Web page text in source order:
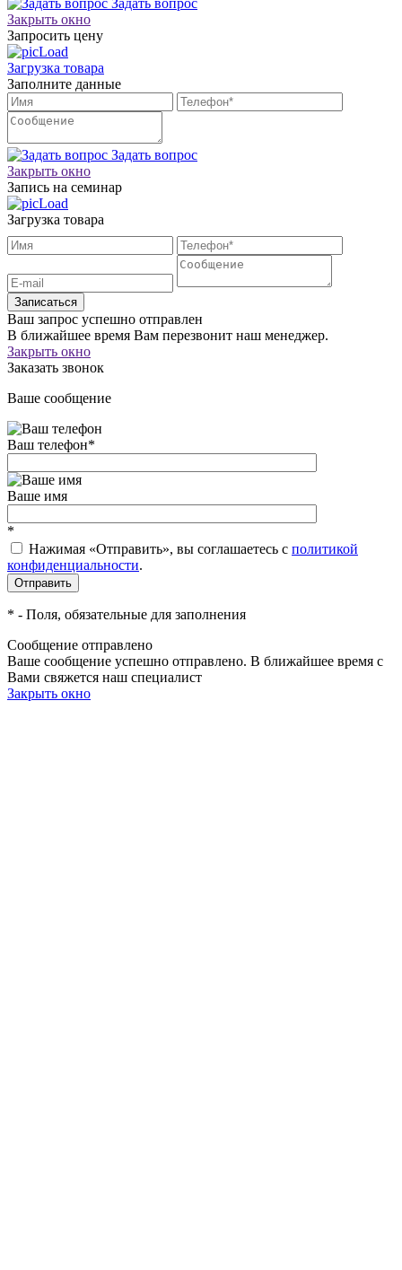
Закрыть окно
Запросить цену
Загрузка товара
Заполните данные
Задать вопрос
Закрыть окно
Запись на семинар
Загрузка товара
Записаться
Ваш запрос успешно отправлен
В ближайшее время Вам перезвонит наш менеджер.
Закрыть окно
Заказать звонок
Ваше сообщение
Ваш телефон*
Ваше имя
*
Нажимая «Отправить», вы соглашаетесь c политикой
конфиденциальности.
* - Поля, обязательные для заполнения
Сообщение отправлено
Ваше сообщение успешно отправлено. В ближайшее время с
Вами свяжется наш специалист
Закрыть окно